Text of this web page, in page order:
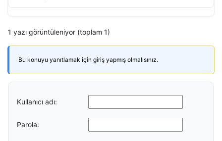
1 yazı görüntüleniyor (toplam 1)
Bu konuyu yanıtlamak için giriş yapmış olmalısınız.
Kullanıcı adı:
Parola: